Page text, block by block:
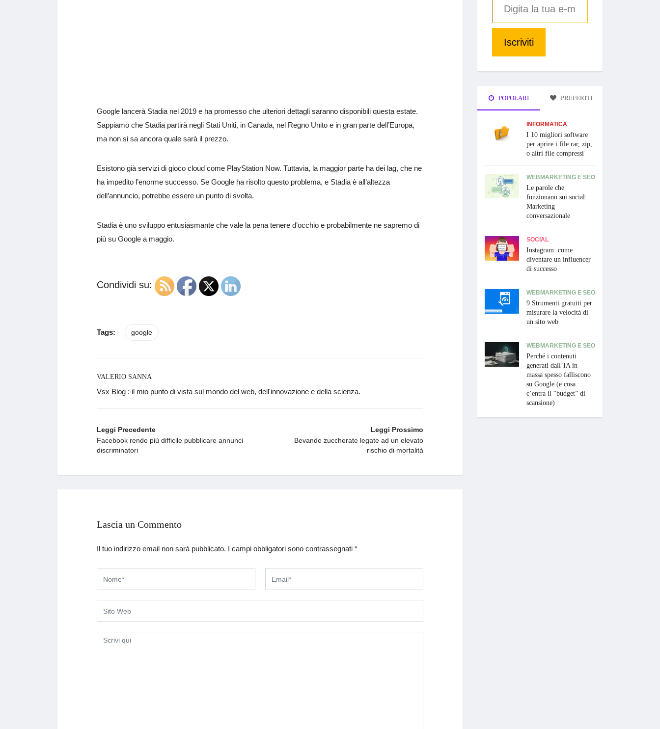
Google lancerà Stadia nel 2019 e ha promesso che ulteriori dettagli saranno disponibili questa estate.
Sappiamo che Stadia partirà negli Stati Uniti, in Canada, nel Regno Unito e in gran parte dell’Europa,
ma non si sa ancora quale sarà il prezzo.
Esistono già servizi di gioco cloud come PlayStation Now. Tuttavia, la maggior parte ha dei lag, che ne
ha impedito l’enorme successo. Se Google ha risolto questo problema, e Stadia è all’altezza
dell’annuncio, potrebbe essere un punto di svolta.
Stadia è uno sviluppo entusiasmante che vale la pena tenere d’occhio e probabilmente ne sapremo di
più su Google a maggio.
Condividi su:
Tags: google
VALERIO SANNA
Vsx Blog : il mio punto di vista sul mondo del web, dell'innovazione e della scienza.
Leggi Precedente
Facebook rende più difficile pubblicare annunci
discriminatori
Leggi Prossimo
Bevande zuccherate legate ad un elevato
rischio di mortalità
Lascia un Commento
Il tuo indirizzo email non sarà pubblicato. I campi obbligatori sono contrassegnati *
Iscriviti
POPOLARI PREFERITI
INFORMATICA
I 10 migliori software
per aprire i file rar, zip,
o altri file compressi
WEBMARKETING E SEO
Le parole che
funzionano sui social:
Marketing
conversazionale
SOCIAL
Instagram: come
diventare un influencer
di successo
WEBMARKETING E SEO
9 Strumenti gratuiti per
misurare la velocità di
un sito web
WEBMARKETING E SEO
Perché i contenuti
generati dall’IA in
massa spesso falliscono
su Google (e cosa
c’entra il “budget” di
scansione)